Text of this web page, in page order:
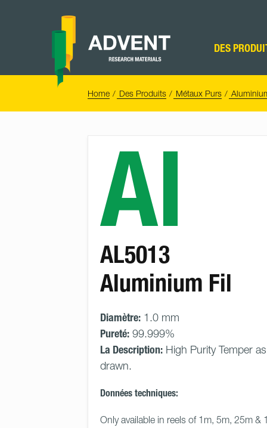
DES
Home Des Produits Métaux Purs
Al
AL5013
Aluminium Fil
Diamètre: 1.0 mm
Pureté: 99.999%
La Description: High Purity Temper as
drawn.
Données techniques:
Only available in reels of 1m, 5m, 25m &